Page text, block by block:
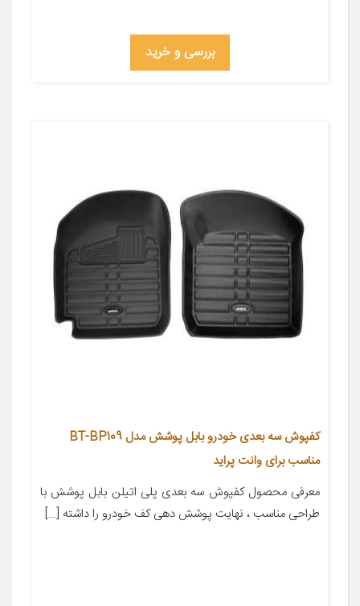
بررسی و خرید
کفپوش سه بعدی خودرو بابل پوشش مدل BT-BP109
مناسب برای وانت پراید
معرفی محصول کفپوش سه بعدی پلی اتیلن بابل پوشش با
طراحی مناسب ، نهایت پوشش دهی کف خودرو را داشته […]